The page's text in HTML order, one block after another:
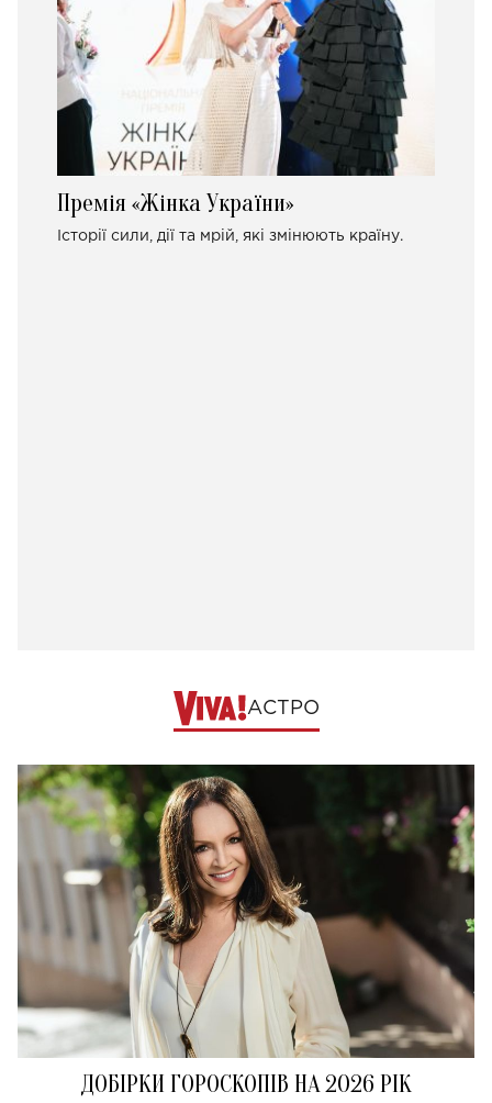
Премія «Жінка України»
Історії сили, дії та мрій, які змінюють країну.
АСТРО
ДОБІРКИ ГОРОСКОПІВ НА 2026 РІК